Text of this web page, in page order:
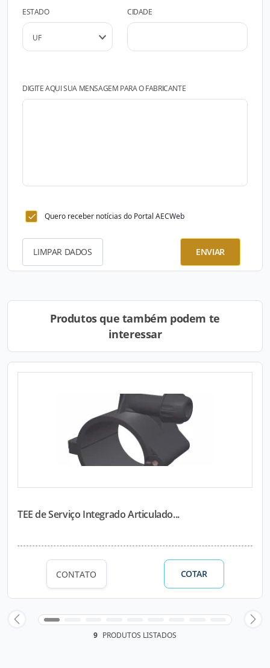
ESTADO CIDADE
DIGITE AQUI SUA MENSAGEM PARA O FABRICANTE
Quero receber notícias do Portal AECWeb
LIMPAR DADOS ENVIAR
Produtos que também podem te
interessar
TEE de Serviço Integrado Articulado...
CONTATO COTAR
9 PRODUTOS LISTADOS